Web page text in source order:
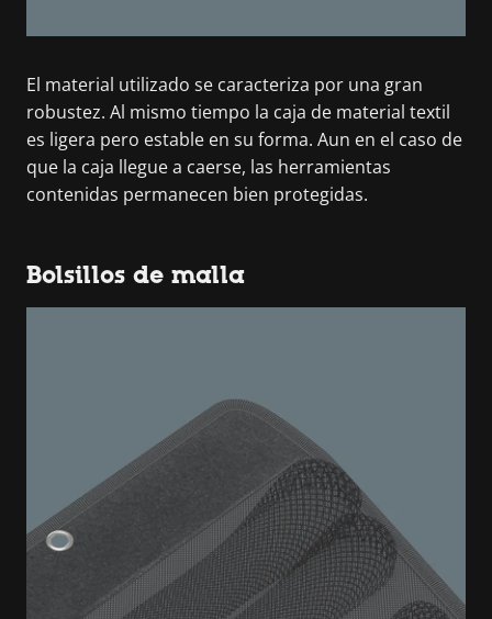
El material utilizado se caracteriza por una gran
robustez. Al mismo tiempo la caja de material textil
es ligera pero estable en su forma. Aun en el caso de
que la caja llegue a caerse, las herramientas
contenidas permanecen bien protegidas.
Bolsillos de malla